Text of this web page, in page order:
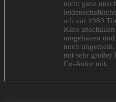
nicht ganz
ich mir 1989
Kino
umgehauen
noch
mit sehr großer
Co-Autor mit.